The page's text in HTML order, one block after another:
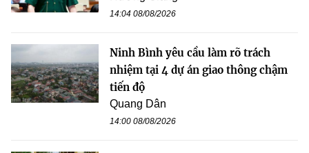
14:04 08/08/2026
Ninh Bình yêu cầu làm rõ trách
nhiệm tại 4 dự án giao thông chậm
tiến độ
Quang Dân
14:00 08/08/2026